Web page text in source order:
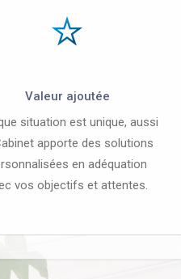
Valeur ajoutée
situation est unique, aussi
apporte des solutions
en adéquation
vos objectifs et attentes.